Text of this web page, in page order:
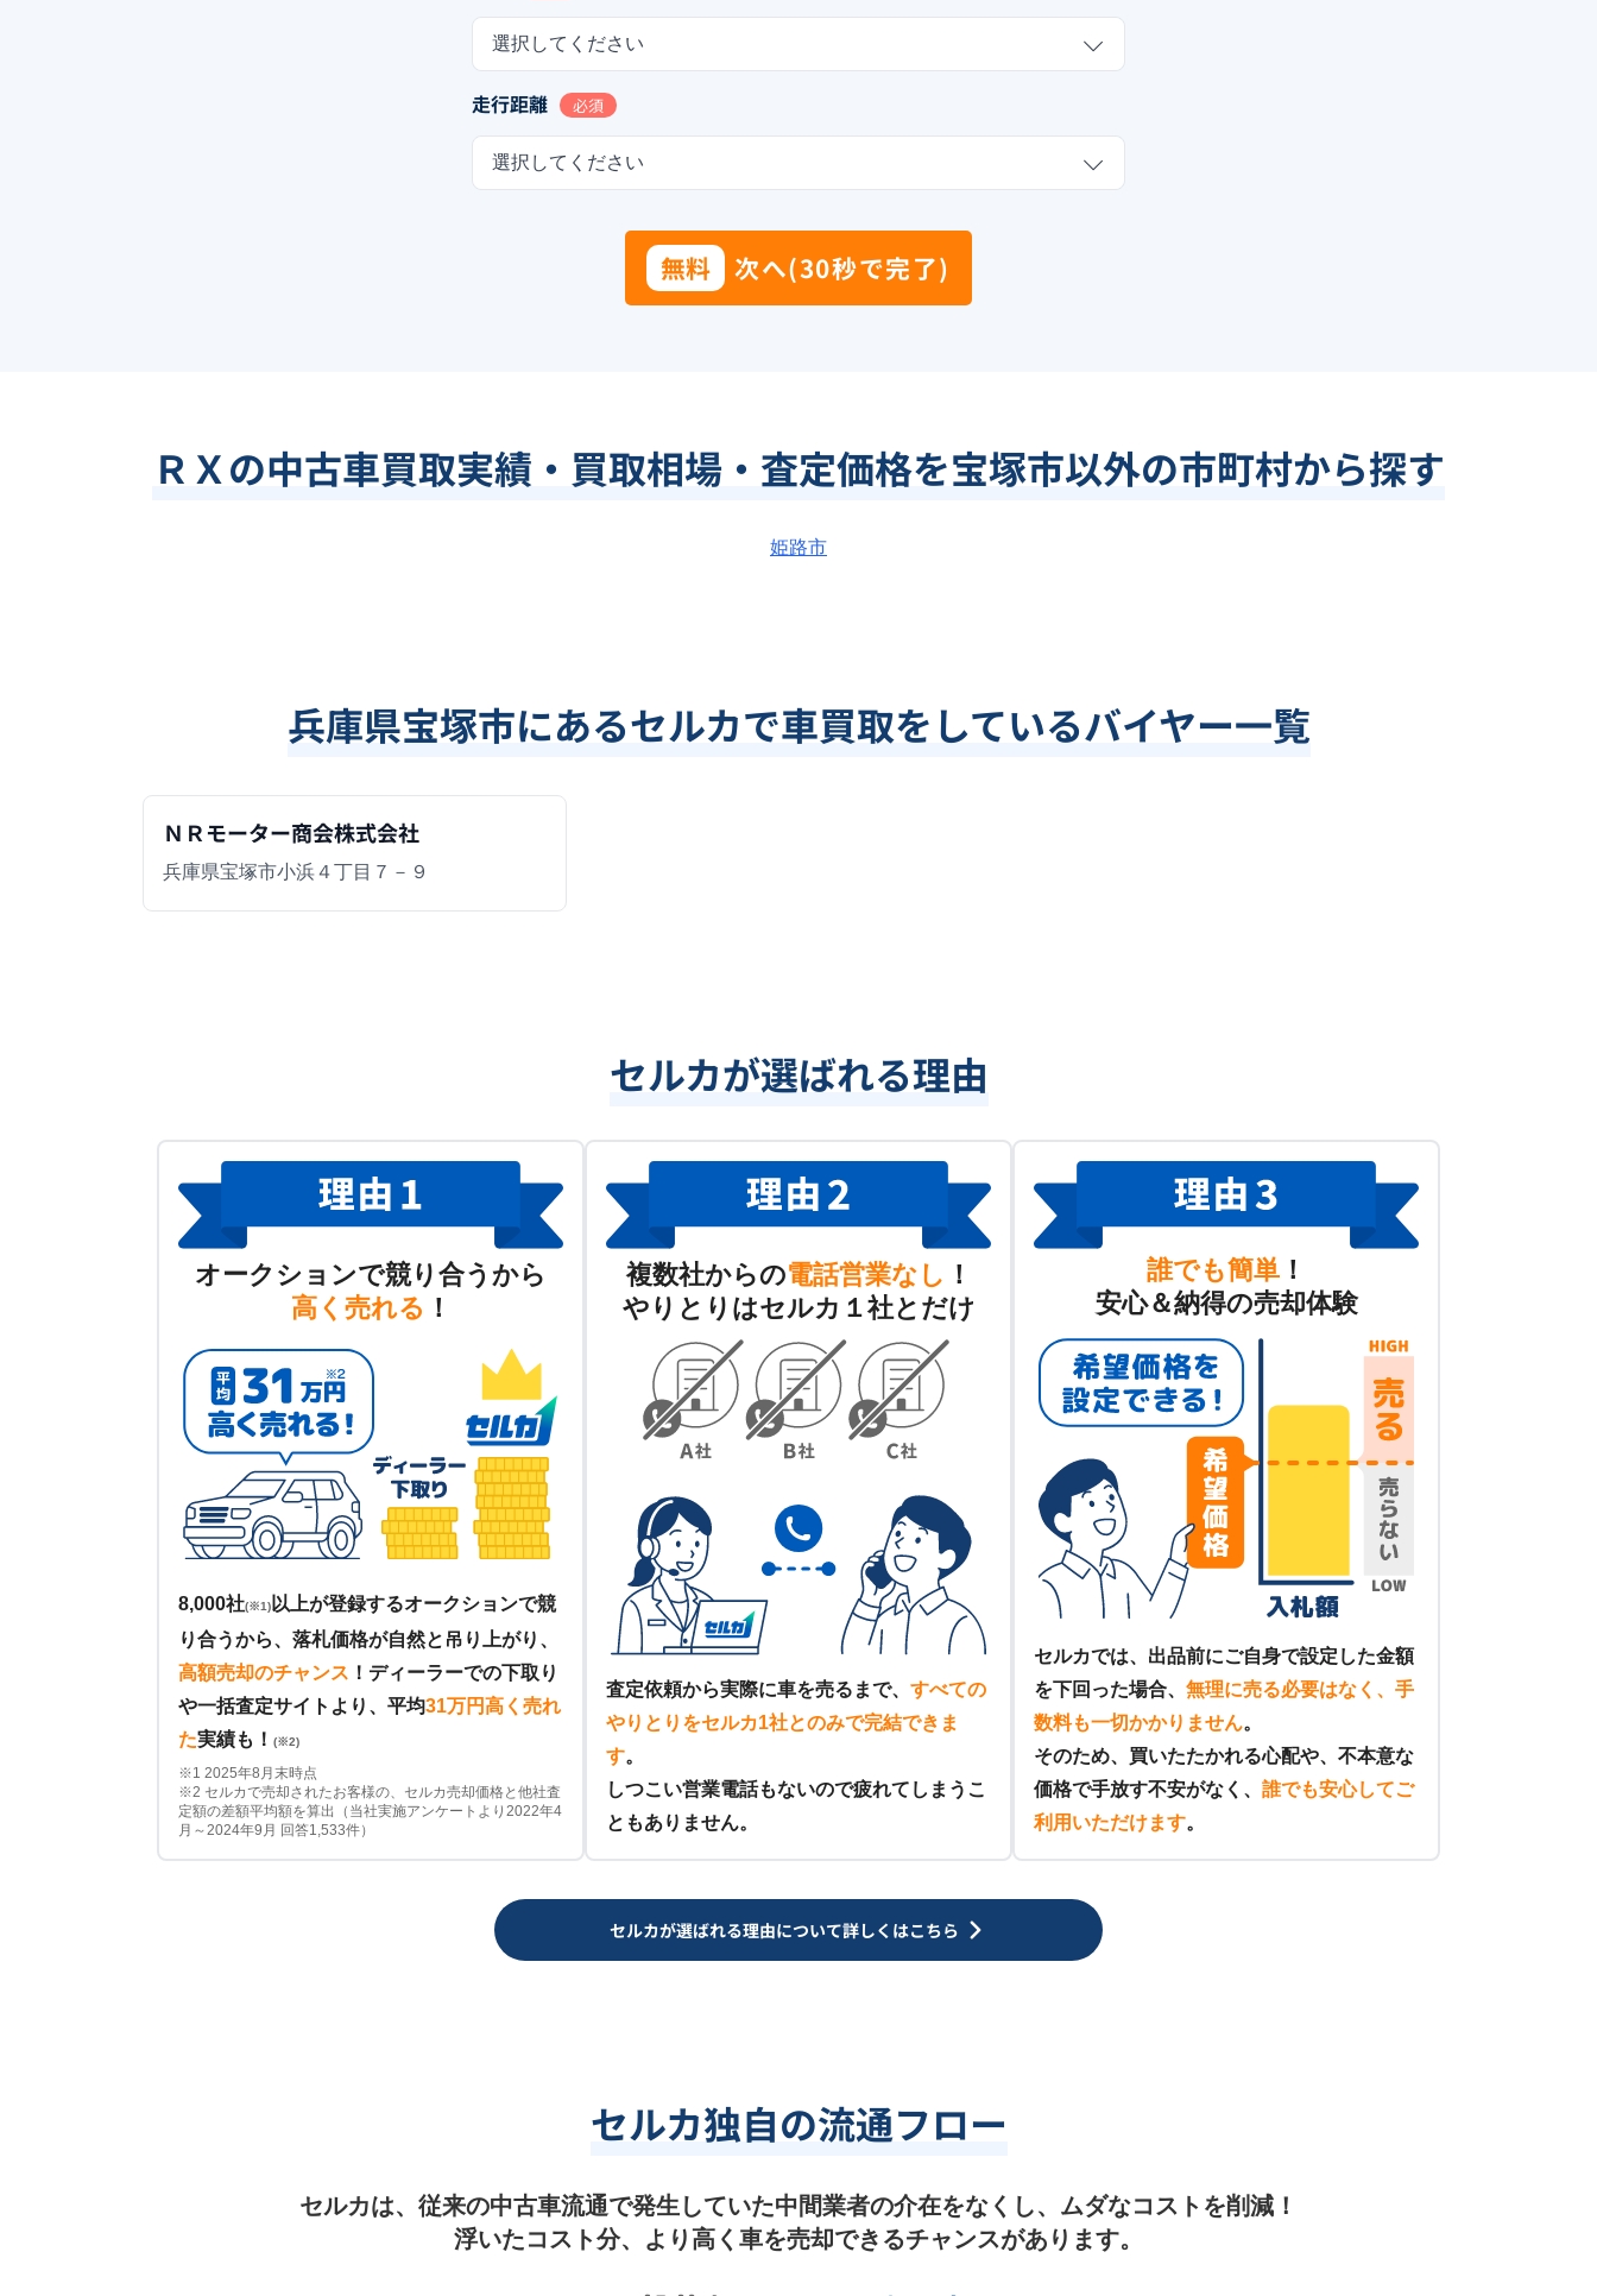
選択してください
走行距離 必須
選択してください
無料 次へ(30秒で完了)
ＲＸの中古車買取実績・買取相場・査定価格を宝塚市以外の市町村から探す
姫路市
兵庫県宝塚市にあるセルカで車買取をしているバイヤー一覧
ＮＲモーター商会株式会社
兵庫県宝塚市小浜４丁目７－９
セルカが選ばれる理由
オークションで競り合うから
高く売れる ！
8,000社(※1) 以上が登録するオークションで競
り合うから、落札価格が自然と吊り上がり、
高額売却のチャンス ！ ディーラーでの下取り
や一括査定サイトより、平均31万円高く売れ
た実績も！ (※2)
※1 2025年8月末時点
※2 セルカで売却されたお客様の、セルカ売却価格と他社査
定額の差額平均額を算出（当社実施アンケートより2022年4
月～2024年9月 回答1,533件）
複数社からの電話営業なし ！
やりとりはセルカ１社とだけ
査定依頼から実際に車を売るまで、 すべての
やりとりをセルカ1社とのみで完結できま
す。
しつこい営業電話もないので疲れてしまうこ
ともありません。
誰でも簡単 ！
安心＆納得の売却体験
セルカでは、出品前にご自身で設定した金額
を下回った場合、 無理に売る必要はなく、手
数料も一切かかりません。
そのため、買いたたかれる心配や、不本意な
価格で手放す不安がなく、 誰でも安心してご
利用いただけます。
セルカが選ばれる理由について詳しくはこちら
セルカ独自の流通フロー
セルカは、従来の中古車流通で発生していた中間業者の介在をなくし、ムダなコストを削減！
浮いたコスト分、より高く車を売却できるチャンスがあります。